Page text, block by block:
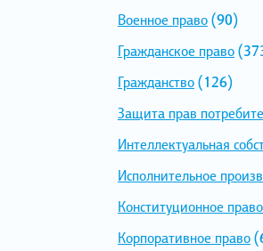
Военное право(90)
Гражданское право
Гражданство(126)
Защита прав
Интеллектуальная
Исполнительное
Конституционное право
Корпоративное право